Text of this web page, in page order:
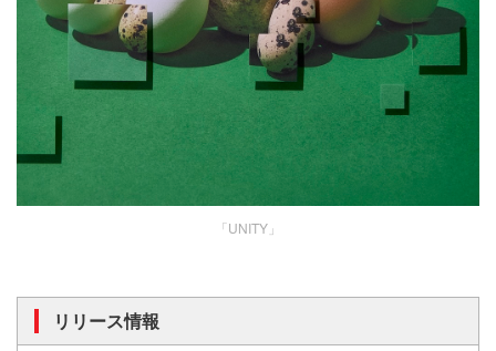
「UNITY」
リリース情報